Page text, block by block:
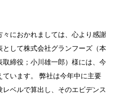
におかれましては、心より感謝
として株式会社グランフーズ（本
締役；小川雄一郎）様には、今
います。 弊社は今年中に主要
ベルで算出し、そのエビデンス